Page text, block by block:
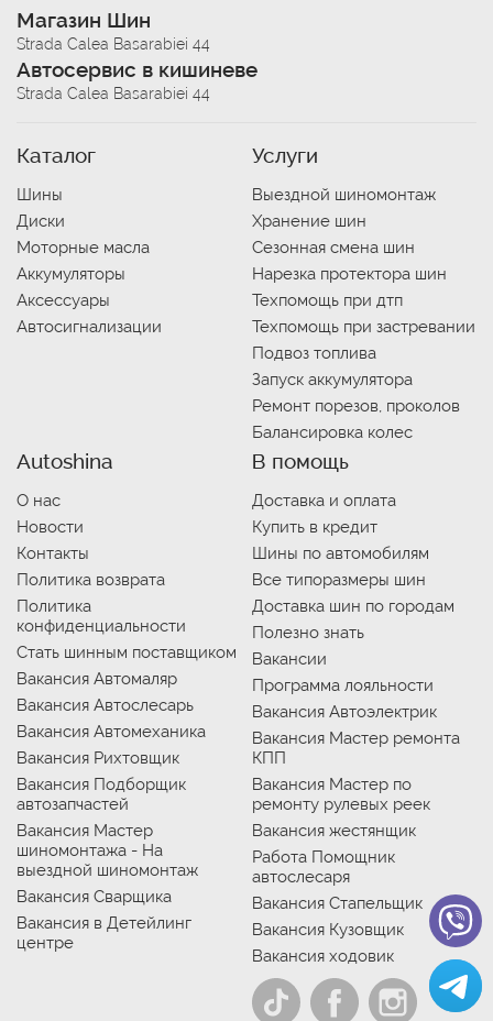
Магазин Шин
Strada Calea Basarabiei 44
Автосервис в кишиневе
Strada Calea Basarabiei 44
Каталог
Шины
Диски
Моторные масла
Аккумуляторы
Аксессуары
Автосигнализации
Услуги
Выездной шиномонтаж
Хранение шин
Сезонная смена шин
Нарезка протектора шин
Техпомощь при дтп
Техпомощь при застревании
Подвоз топлива
Запуск аккумулятора
Ремонт порезов, проколов
Балансировка колес
Autoshina
О нас
Новости
Контакты
Политика возврата
Политика
конфиденциальности
Стать шинным поставщиком
Вакансия Автомаляр
Вакансия Автослесарь
Вакансия Автомеханика
Вакансия Рихтовщик
Вакансия Подборщик
автозапчастей
Вакансия Мастер
шиномонтажа - На
выездной шиномонтаж
Вакансия Сварщика
Вакансия в Детейлинг
центре
В помощь
Доставка и оплата
Купить в кредит
Шины по автомобилям
Все типоразмеры шин
Доставка шин по городам
Полезно знать
Вакансии
Программа лояльности
Вакансия Автоэлектрик
Вакансия Мастер ремонта
КПП
Вакансия Мастер по
ремонту рулевых реек
Вакансия жестянщик
Работа Помощник
автослесаря
Вакансия Стапельщик
Вакансия Кузовщик
Вакансия ходовик